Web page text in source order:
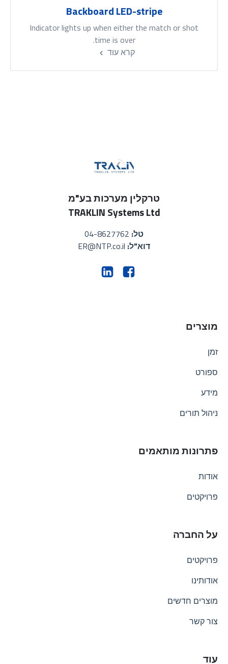
Backboard LED-stripe
Indicator lights up when either the match or shot
time is over.
קרא עוד
טרקלין מערכות בע"מ
TRAKLIN Systems Ltd
טל: 04-8627762
דוא"ל: ER@NTP.co.il
מוצרים
זמן
ספורט
מידע
ניהול תורים
פתרונות מותאמים
אודות
פרויקטים
על החברה
פרויקטים
אודותינו
מוצרים חדשים
צור קשר
עוד